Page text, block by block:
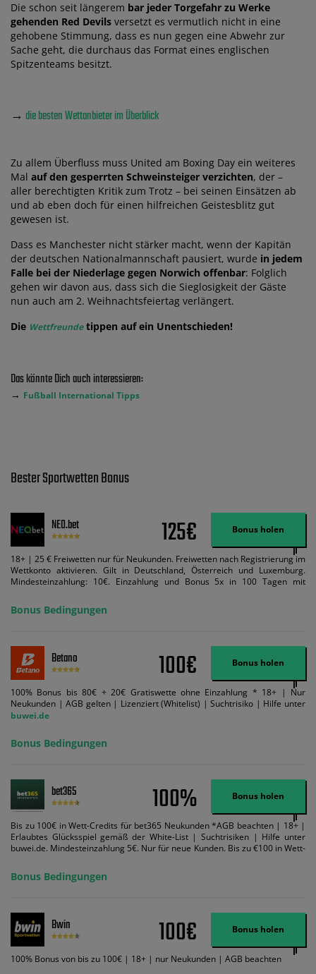
Die schon seit längerem bar jeder Torgefahr zu Werke
gehenden Red Devils versetzt es vermutlich nicht in eine
gehobene Stimmung, dass es nun gegen eine Abwehr zur
Sache geht, die durchaus das Format eines englischen
Spitzenteams besitzt.
→ die besten Wettanbieter im Überblick
Zu allem Überfluss muss United am Boxing Day ein weiteres
Mal auf den gesperrten Schweinsteiger verzichten, der –
aller berechtigten Kritik zum Trotz – bei seinen Einsätzen ab
und ab eben doch für einen hilfreichen Geistesblitz gut
gewesen ist.
Dass es Manchester nicht stärker macht, wenn der Kapitän
der deutschen Nationalmannschaft pausiert, wurde in jedem
Falle bei der Niederlage gegen Norwich offenbar: Folglich
gehen wir davon aus, dass sich die Sieglosigkeit der Gäste
nun auch am 2. Weihnachtsfeiertag verlängert.
Die Wettfreundetippen auf ein Unentschieden!
Das könnte Dich auch interessieren:
→ Fußball International Tipps
Bester Sportwetten Bonus
NEO.bet 125€ Bonus holen
18+ | 25 € Freiwetten nur für Neukunden. Freiwetten nach Registrierung im
Wettkonto aktivieren. Gilt in Deutschland, Österreich und Luxemburg.
Mindesteinzahlung: 10€. Einzahlung und Bonus 5x in 100 Tagen mit
Bedingungen können geändert werden. AGB gelten. Lizenziert; Hilfe bei
Suchtrisiken: buwei.de.
Bonus Bedingungen
Betano 100€ Bonus holen
100% Bonus bis 80€ + 20€ Gratiswette ohne Einzahlung * 18+ | Nur
Neukunden | AGB gelten | Lizenziert (Whitelist) | Suchtrisiko | Hilfe unter
buwei.de
Bonus Bedingungen
bet365 100% Bonus holen
Bis zu 100€ in Wett-Credits für bet365 Neukunden *AGB beachten | 18+ |
Erlaubtes Glücksspiel gemäß der White-List | Suchtrisiken | Hilfe unter
buwei.de. Mindesteinzahlung 5€. Nur für neue Kunden. Bis zu €100 in Wett-
ein und wir geben Ihnen die entsprechende qualifizierende Einzahlung in
Wett-Credits, wenn Sie qualifizierende Wetten im gleichen Wert platzieren
Wett-Credits aus. Es gelten die AGB, Zeitlimits und Ausnahmen. Der Bonus-
Code VIPANGEBOT kann während der Anmeldung benutzt werden, jedoch
ändert dies den Angebotsbetrag in keinster Weise.
Bonus Bedingungen
Bwin 100€ Bonus holen
100% Bonus von bis zu 100€ | 18+ | nur Neukunden | AGB beachten